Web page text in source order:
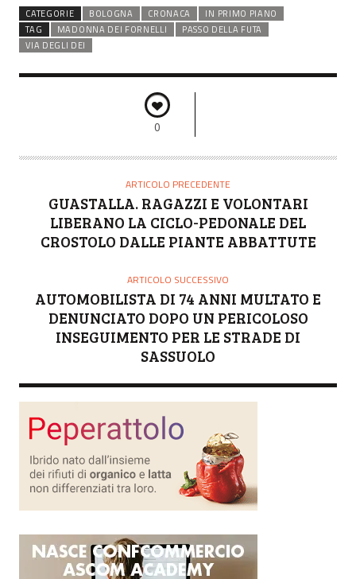
CATEGORIE BOLOGNA CRONACA
IN PRIMO PIANO
TAG
MADONNA DEI FORNELLI
PASSO DELLA FUTA
VIA DEGLI DEI
0
ARTICOLO PRECEDENTE
GUASTALLA. RAGAZZI E VOLONTARI
LIBERANO LA CICLO-PEDONALE DEL
CROSTOLO DALLE PIANTE ABBATTUTE
ARTICOLO SUCCESSIVO
AUTOMOBILISTA DI 74 ANNI MULTATO E
DENUNCIATO DOPO UN PERICOLOSO
INSEGUIMENTO PER LE STRADE DI
SASSUOLO